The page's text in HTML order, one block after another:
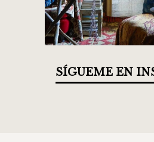
SÍGUEME EN